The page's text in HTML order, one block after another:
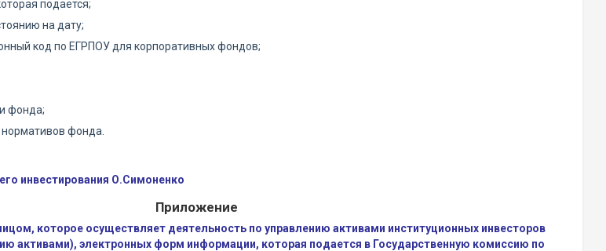
подается;
на дату;
код по ЕГРПОУ для корпоративных фондов;
фонда;
фонда.
инвестирования О.Симоненко
Приложение
которое осуществляет деятельность по управлению активами институционных инвесторов
активами), электронных форм информации, которая подается в Государственную комиссию по